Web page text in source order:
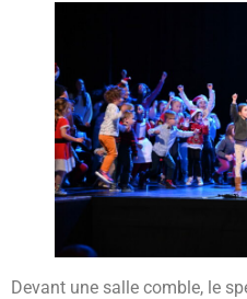
Devant une salle comble, le